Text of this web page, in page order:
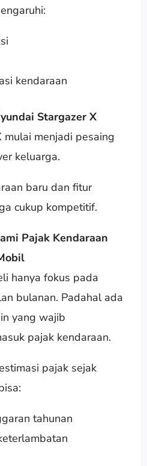
kendaraan
Stargazer X
mulai menjadi pesaing
keluarga.
baru dan fitur
cukup kompetitif.
Pajak Kendaraan
hanya fokus pada
bulanan. Padahal ada
yang wajib
pajak kendaraan.
pajak sejak
tahunan